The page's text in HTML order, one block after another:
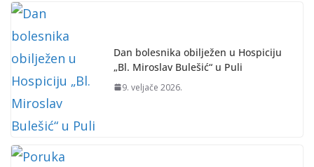
Dan bolesnika obilježen u Hospiciju
„Bl. Miroslav Bulešić“ u Puli
9. veljače 2026.